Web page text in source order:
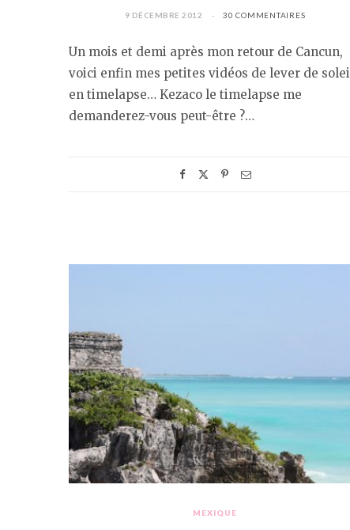
9 DÉCEMBRE 2012 30 COMMENTAIRES
Un mois et demi après mon retour de Cancun,
voici enfin mes petites vidéos de lever de
en timelapse… Kezaco le timelapse me
demanderez-vous peut-être ?…
MEXIQUE